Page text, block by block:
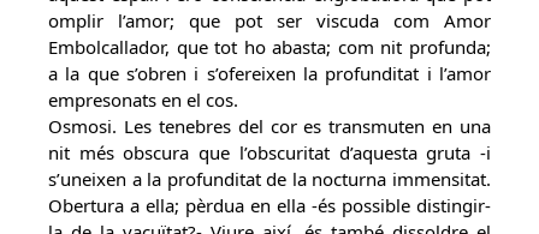
omplir l’amor; que pot ser viscuda com Amor
Embolcallador, que tot ho abasta; com nit profunda;
a la que s’obren i s’ofereixen la profunditat i l’amor
empresonats en el cos.
Osmosi. Les tenebres del cor es transmuten en una
nit més obscura que l’obscuritat d’aquesta gruta -i
s’uneixen a la profunditat de la nocturna immensitat.
Obertura a ella; pèrdua en ella -és possible distingir-